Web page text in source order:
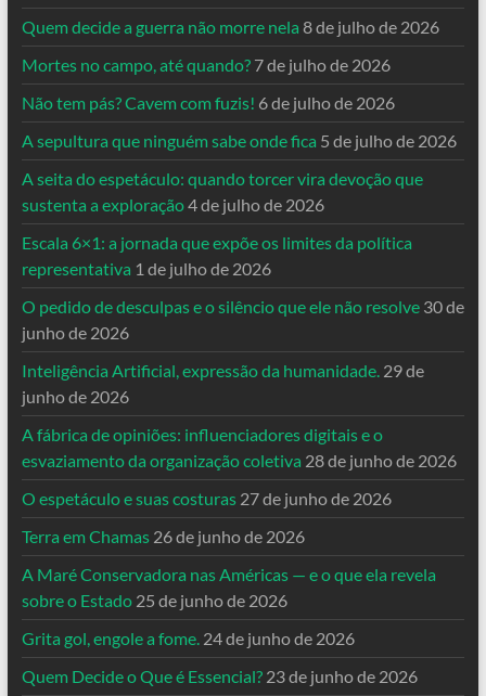
Quem decide a guerra não morre nela 8 de julho de 2026
Mortes no campo, até quando? 7 de julho de 2026
Não tem pás? Cavem com fuzis! 6 de julho de 2026
A sepultura que ninguém sabe onde fica 5 de julho de 2026
A seita do espetáculo: quando torcer vira devoção que
sustenta a exploração4 de julho de 2026
Escala 6×1: a jornada que expõe os limites da política
representativa 1 de julho de 2026
O pedido de desculpas e o silêncio que ele não resolve 30 de
junho de 2026
Inteligência Artificial, expressão da humanidade. 29 de
junho de 2026
A fábrica de opiniões: influenciadores digitais e o
esvaziamento da organização coletiva 28 de junho de 2026
O espetáculo e suas costuras 27 de junho de 2026
Terra em Chamas 26 de junho de 2026
A Maré Conservadora nas Américas — e o que ela revela
sobre o Estado 25 de junho de 2026
Grita gol, engole a fome. 24 de junho de 2026
Quem Decide o Que é Essencial? 23 de junho de 2026